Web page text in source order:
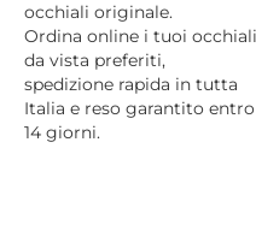
occhiali originale.
Ordina online i tuoi occhiali
da vista preferiti,
spedizione rapida in tutta
Italia e reso garantito entro
14 giorni.